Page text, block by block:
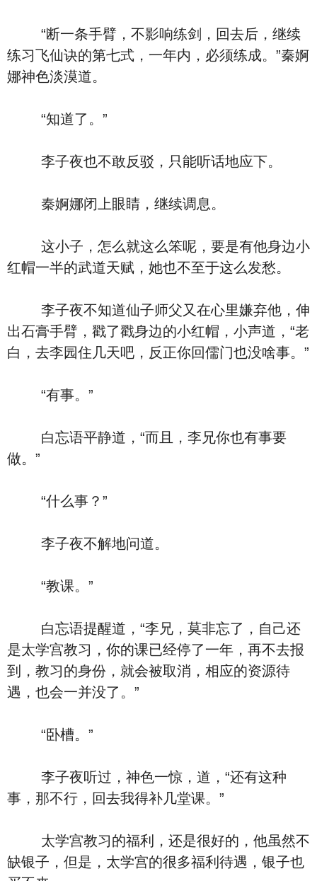
“断一条手臂，不影响练剑，回去后，继续
练习飞仙诀的第七式，一年内，必须练成。”秦婀
娜神色淡漠道。
“知道了。”
李子夜也不敢反驳，只能听话地应下。
秦婀娜闭上眼睛，继续调息。
这小子，怎么就这么笨呢，要是有他身边小
红帽一半的武道天赋，她也不至于这么发愁。
李子夜不知道仙子师父又在心里嫌弃他，伸
出石膏手臂，戳了戳身边的小红帽，小声道，“老
白，去李园住几天吧，反正你回儒门也没啥事。”
“有事。”
白忘语平静道，“而且，李兄你也有事要
做。”
“什么事？”
李子夜不解地问道。
“教课。”
白忘语提醒道，“李兄，莫非忘了，自己还
是太学宫教习，你的课已经停了一年，再不去报
到，教习的身份，就会被取消，相应的资源待
遇，也会一并没了。”
“卧槽。”
李子夜听过，神色一惊，道，“还有这种
事，那不行，回去我得补几堂课。”
太学宫教习的福利，还是很好的，他虽然不
缺银子，但是，太学宫的很多福利待遇，银子也